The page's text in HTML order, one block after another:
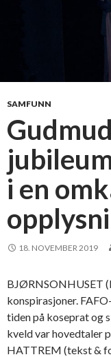
SAMFUNN
i en
18. NOVEMBER 2019
BJØRNSONHUSET
konspirasjoner.
tiden på koseprat og
kveld var hovedtaler
HATTREM (tekst &